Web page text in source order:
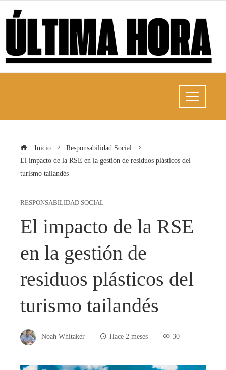
Inicio
Responsabilidad Social
El impacto de la RSE en la gestión de residuos plásticos del
turismo tailandés
RESPONSABILIDAD SOCIAL
El impacto de la RSE
en la gestión de
residuos plásticos del
turismo tailandés
Noah Whitaker Hace 2 meses 30